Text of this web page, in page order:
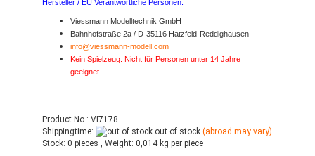
Hersteller / EU Verantwortliche Personen:
Viessmann Modelltechnik GmbH
Bahnhofstraße 2a / D-35116 Hatzfeld-Reddighausen
info@viessmann-modell.com
Kein Spielzeug. Nicht für Personen unter 14 Jahre
geeignet.
Product No.: VI7178
Shippingtime:
out of stock (abroad may vary)
Stock: 0 pieces , Weight: 0,014kg per piece